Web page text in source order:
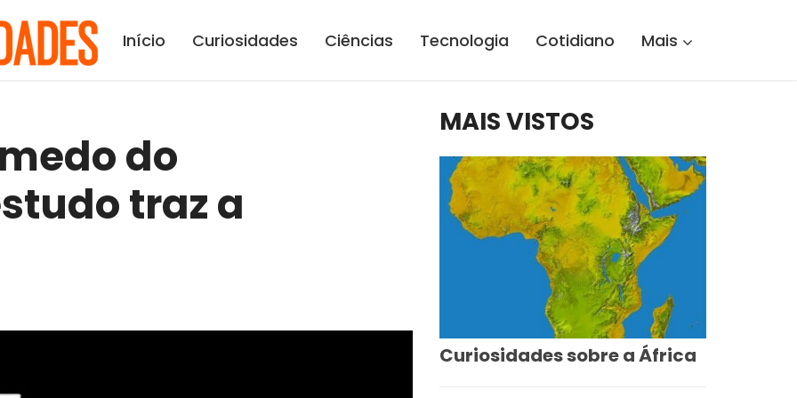
Início Curiosidades Ciências Tecnologia Cotidiano Mais
do
traz a
MAIS VISTOS
Curiosidades sobre a África